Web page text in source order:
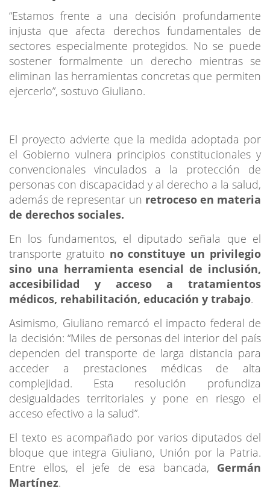
“Estamos frente a una decisión profundamente
injusta que afecta derechos fundamentales de
sectores especialmente protegidos. No se puede
sostener formalmente un derecho mientras se
eliminan las herramientas concretas que permiten
ejercerlo”, sostuvo Giuliano.
El proyecto advierte que la medida adoptada por
el Gobierno vulnera principios constitucionales y
convencionales vinculados a la protección de
personas con discapacidad y al derecho a la salud,
además de representar un retroceso en materia
de derechos sociales.
En los fundamentos, el diputado señala que el
transporte gratuito no constituye un privilegio
sino una herramienta esencial de inclusión,
accesibilidad y acceso a tratamientos
médicos, rehabilitación, educación y trabajo.
Asimismo, Giuliano remarcó el impacto federal de
la decisión: “Miles de personas del interior del país
dependen del transporte de larga distancia para
acceder a prestaciones médicas de alta
complejidad. Esta resolución profundiza
desigualdades territoriales y pone en riesgo el
acceso efectivo a la salud”.
El texto es acompañado por varios diputados del
bloque que integra Giuliano, Unión por la Patria.
Entre ellos, el jefe de esa bancada, Germán
Martínez.